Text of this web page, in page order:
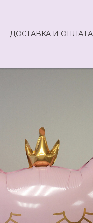
ДОСТАВКА И ОПЛАТА